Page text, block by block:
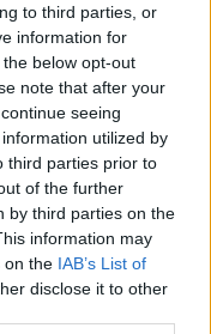
to third parties, or
information for
below opt-out
note that after your
seeing
utilized by
third parties prior to
of the further
by third parties on the
information may
on the IAB’s List of
disclose it to other
dekódert
aktivitást
és ezzel olyan
lehetővé, hogy
gondolatait
Guardian.